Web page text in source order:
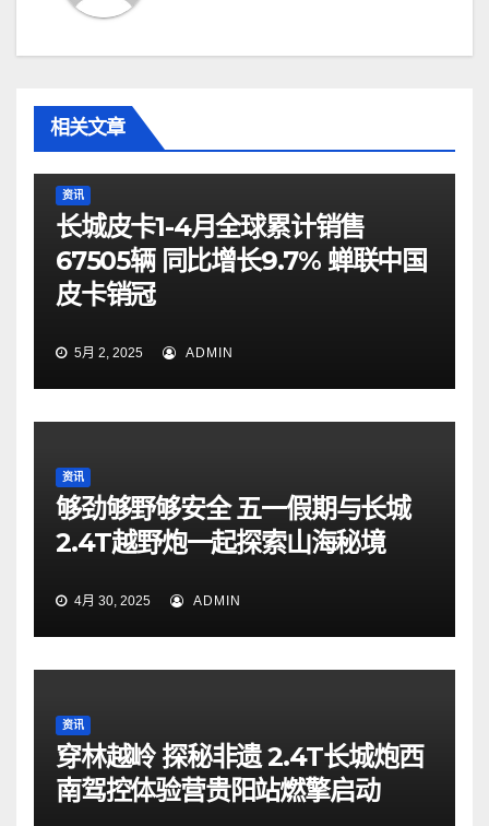
相关文章
资讯
长城皮卡1-4月全球累计销售
67505辆 同比增长9.7% 蝉联中国
皮卡销冠
5月 2, 2025 ADMIN
资讯
够劲够野够安全 五一假期与长城
2.4T越野炮一起探索山海秘境
4月 30, 2025 ADMIN
资讯
穿林越岭 探秘非遗 2.4T长城炮西
南驾控体验营贵阳站燃擎启动